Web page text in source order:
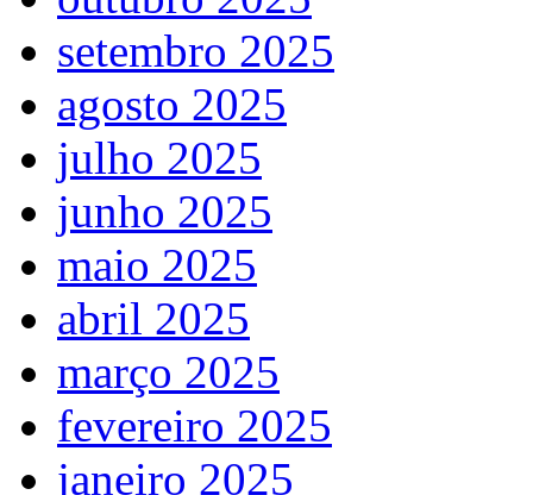
setembro 2025
agosto 2025
julho 2025
junho 2025
maio 2025
abril 2025
março 2025
fevereiro 2025
janeiro 2025